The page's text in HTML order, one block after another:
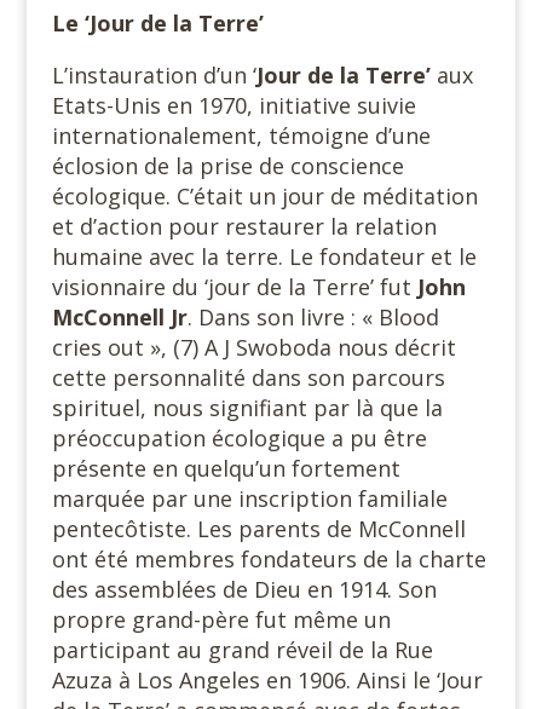
Le ‘Jour de la Terre’
L’instauration d’un ‘Jour de la Terre’aux
Etats-Unis en 1970, initiative suivie
internationalement, témoigne d’une
éclosion de la prise de conscience
écologique. C’était un jour de méditation
et d’action pour restaurer la relation
humaine avec la terre. Le fondateur et le
visionnaire du ‘jour de la Terre’ fut John
McConnell Jr. Dans son livre : « Blood
cries out », (7) A J Swoboda nous décrit
cette personnalité dans son parcours
spirituel, nous signifiant par là que la
préoccupation écologique a pu être
présente en quelqu’un fortement
marquée par une inscription familiale
pentecôtiste. Les parents de McConnell
ont été membres fondateurs de la charte
des assemblées de Dieu en 1914. Son
propre grand-père fut même un
participant au grand réveil de la Rue
Azuza à Los Angeles en 1906. Ainsi le ‘Jour